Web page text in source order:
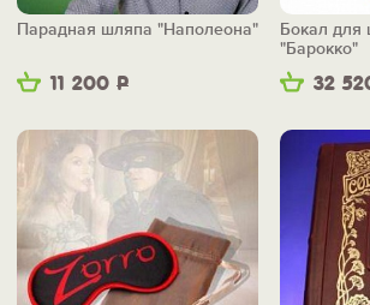
11 200 Р
Парадная шляпа "Наполеона"
32
Бокал для
"Барокко"